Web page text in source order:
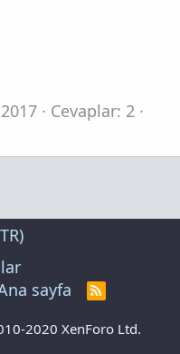
Cevaplar: 2
sayfa
R
S
2020 XenForo Ltd.